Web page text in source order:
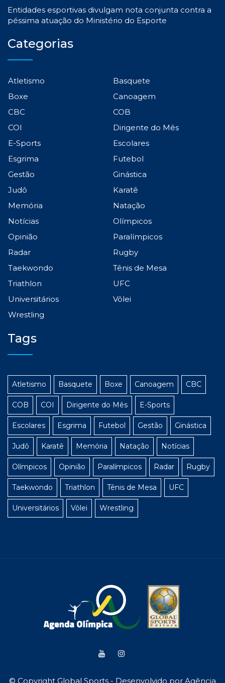
Entidades esportivas divulgam nota conjunta contra a
péssima atuação do Ministério do Esporte
Categorias
Atletismo
Basquete
Boxe
Canoagem
CBC
COB
COI
Dirigente do Mês
E-Sports
Escolares
Esgrima
Futebol
Gestão
Ginástica
Judô
Karatê
Memória
Natação
Notícias
Olímpicos
Opinião
Paralímpicos
Radar
Rugby
Taekwondo
Tênis de Mesa
Triathlon
UFC
Universitários
Vôlei
Wrestling
Tags
Atletismo Basquete Boxe Canoagem CBC
COB COI Dirigente do Mês E-Sports
Escolares Esgrima Futebol Gestão Ginástica
Judô Karatê Memória Natação Notícias
Olímpicos Opinião Paralímpicos Radar Rugby
Taekwondo Triathlon Tênis de Mesa UFC
Universitários Vôlei Wrestling
© Copyright Global Sports - Desenvolvido por Agência